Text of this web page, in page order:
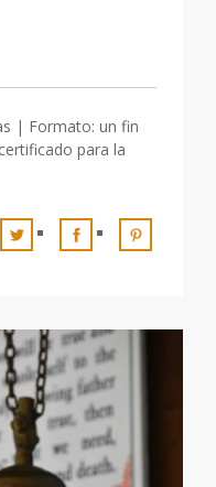
| Formato: un fin
para la